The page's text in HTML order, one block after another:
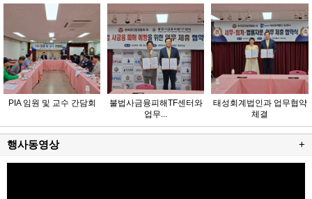
PIA 임원 및 교수 간담회
불법사금융피해TF센터와
업무...
태성회계법인과 업무협약
체결
행사동영상 +